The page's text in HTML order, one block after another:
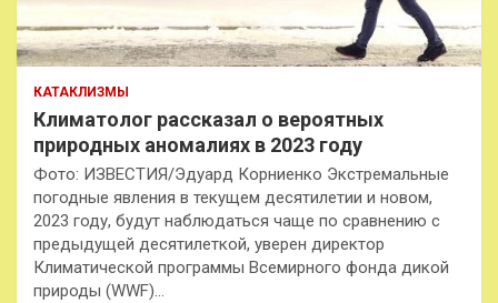
КАТАКЛИЗМЫ
Климатолог рассказал о вероятных
природных аномалиях в 2023 году
Фото: ИЗВЕСТИЯ/Эдуард Корниенко Экстремальные
погодные явления в текущем десятилетии и новом,
2023 году, будут наблюдаться чаще по сравнению с
предыдущей десятилеткой, уверен директор
Климатической программы Всемирного фонда дикой
природы (WWF)…